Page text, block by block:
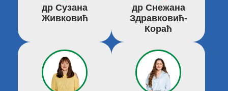
др Сузана
Живковић
др Снежана
Здравковић-
Кораћ